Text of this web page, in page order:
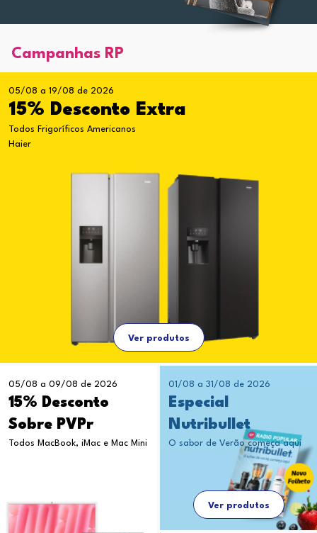
Campanhas RP
05/08 a 19/08 de 2026
15% Desconto Extra
Todos Frigoríficos Americanos
Haier
Ver produtos
05/08 a 09/08 de 2026
15% Desconto
Sobre PVPr
Todos MacBook, iMac e Mac Mini
01/08 a 31/08 de 2026
Especial
Nutribullet
O sabor de Verão começa aqui
Ver produtos